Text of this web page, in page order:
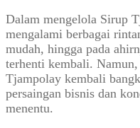
Dalam mengelola Sirup
mengalami berbagai
mudah, hingga pada
terhenti kembali.
Tjampolay kembali
persaingan bisnis dan
menentu.